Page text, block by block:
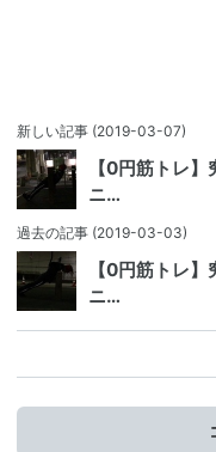
新しい記事 (2019-03-07)
【0円筋トレ
ニ…
過去の記事 (2019-03-03)
【0円筋トレ
ニ…